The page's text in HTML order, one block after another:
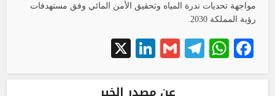
مواجهة تحديات ندرة المياه وتحقيق الأمن المائي وفق مستهدفات
رؤية المملكة 2030.
Facebook
WhatsApp
Telegram
Gmail
LinkedIn